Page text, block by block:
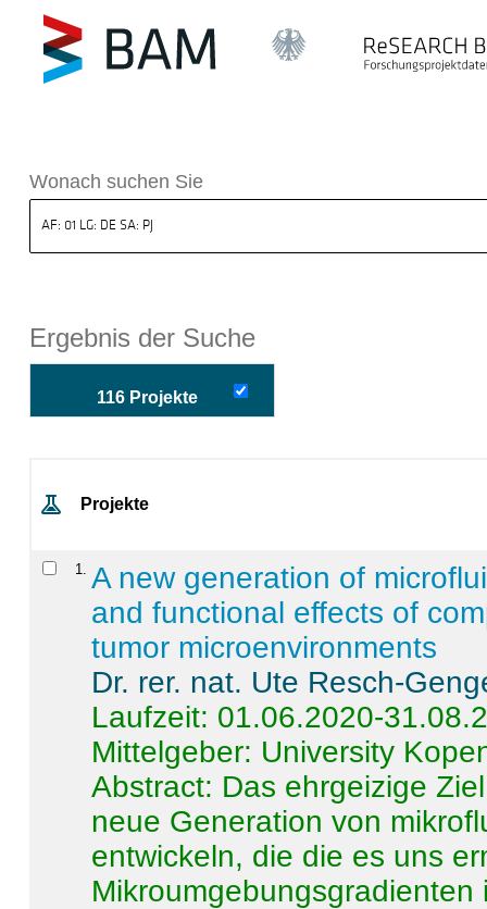
BAM
Wonach suchen Sie
Ergebnis der Suche
116 Projekte
Projekte
1
A new generation of
and functional effects of
tumor microenvironments
Dr. rer. nat. Ute Resch-
Laufzeit: 01.06.2020-
Mittelgeber: University
Abstract: Das ehrgeizige
neue Generation von
entwickeln, die die es uns
Mikroumgebungsgradienten